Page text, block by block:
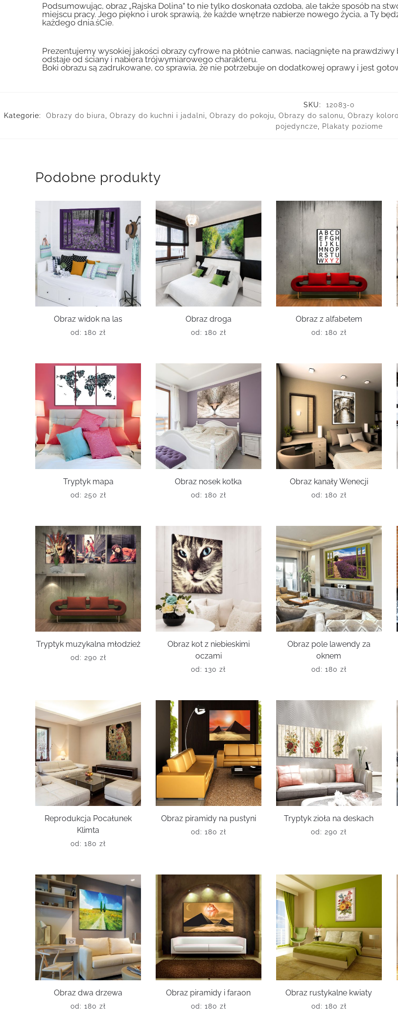
Podsumowując, obraz „Rajska Dolina” to nie tylko doskonała ozdoba, ale także sposób na
miejscu pracy. Jego piękno i urok sprawią, że każde wnętrze nabierze nowego życia, a Ty
każdego dnia.śCie.
Prezentujemy wysokiej jakości obrazy cyfrowe na płótnie canwas, naciągnięte na
odstaje od ściany i nabiera trójwymiarowego charakteru.
Boki obrazu są zadrukowane, co sprawia, że nie potrzebuje on dodatkowej oprawy i jest
SKU:
12083-o
Kategorie:
Obrazy do biura, Obrazy do kuchni i jadalni, Obrazy do pokoju, Obrazy do salonu, Obrazy
pojedyncze, Plakaty poziome
Podobne produkty
Obraz widok na las
od: 180 zł
Obraz droga
od: 180 zł
Obraz z alfabetem
od: 180 zł
Tryptyk mapa
od: 250 zł
Obraz nosek kotka
od: 180 zł
Obraz kanały Wenecji
od: 180 zł
Tryptyk muzykalna młodzież
od: 290 zł
Obraz kot z niebieskimi
oczami
od:130zł
Obraz pole lawendy za
oknem
od: 180 zł
Reprodukcja Pocałunek
Klimta
od: 180 zł
Obraz piramidy na pustyni
od: 180 zł
Tryptyk zioła na deskach
od:290zł
Obraz dwa drzewa
od: 180 zł
Obraz piramidy i faraon
od: 180 zł
Obraz rustykalne kwiaty
od: 180 zł